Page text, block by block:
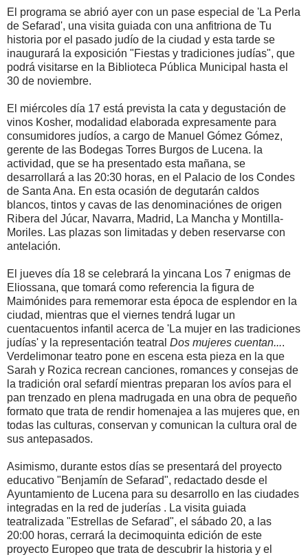
El programa se abrió ayer con un pase especial de 'La Perla
de Sefarad', una visita guiada con una anfitriona de Tu
historia por el pasado judío de la ciudad y esta tarde se
inaugurará la exposición "Fiestas y tradiciones judías", que
podrá visitarse en la Biblioteca Pública Municipal hasta el
30 de noviembre.
El miércoles día 17 está prevista la cata y degustación de
vinos Kosher, modalidad elaborada expresamente para
consumidores judíos, a cargo de Manuel Gómez Gómez,
gerente de las Bodegas Torres Burgos de Lucena. la
actividad, que se ha presentado esta mañana, se
desarrollará a las 20:30 horas, en el Palacio de los Condes
de Santa Ana. En esta ocasión de degutarán caldos
blancos, tintos y cavas de las denominaciónes de origen
Ribera del Júcar, Navarra, Madrid, La Mancha y Montilla-
Moriles. Las plazas son limitadas y deben reservarse con
antelación.
El jueves día 18 se celebrará la yincana Los 7 enigmas de
Eliossana, que tomará como referencia la figura de
Maimónides para rememorar esta época de esplendor en la
ciudad, mientras que el viernes tendrá lugar un
cuentacuentos infantil acerca de 'La mujer en las tradiciones
judías' y la representación teatral Dos mujeres cuentan....
Verdelimonar teatro pone en escena esta pieza en la que
Sarah y Rozica recrean canciones, romances y consejas de
la tradición oral sefardí mientras preparan los avíos para el
pan trenzado en plena madrugada en una obra de pequeño
formato que trata de rendir homenajea a las mujeres que, en
todas las culturas, conservan y comunican la cultura oral de
sus antepasados.
Asimismo, durante estos días se presentará del proyecto
educativo "Benjamín de Sefarad", redactado desde el
Ayuntamiento de Lucena para su desarrollo en las ciudades
integradas en la red de juderías . La visita guiada
teatralizada "Estrellas de Sefarad", el sábado 20, a las
20:00 horas, cerrará la decimoquinta edición de este
proyecto Europeo que trata de descubrir la historia y el